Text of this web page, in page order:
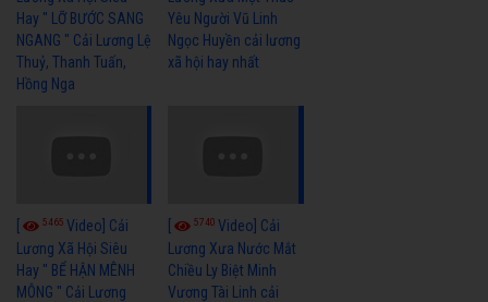
Hay " LỠ BƯỚC SANG
NGANG " Cải Lương Lệ
Thuỷ, Thanh Tuấn,
Hồng Nga
Yêu Người Vũ Linh
Ngọc Huyền cải lương
xã hội hay nhất
5465 Video] Cải
Lương Xã Hội Siêu
Hay " BỂ HẬN MÊNH
MÔNG " Cải Lương
5740Video] Cải
Lương Xưa Nước Mắt
Chiều Ly Biệt Minh
Vương Tài Linh cải